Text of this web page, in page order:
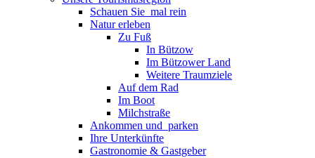
Schauen Sie ­ mal rein
Natur erleben
Zu Fuß
In Bützow
Im Bützower Land
Weitere Traumziele
Auf dem Rad
Im Boot
Milchstraße
Ankommen und ­ parken
Ihre Unterkünfte
Gastronomie & Gastgeber